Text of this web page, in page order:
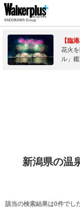
【臨
花火
ル」
新潟県の温
該当の検索結果は0件でした